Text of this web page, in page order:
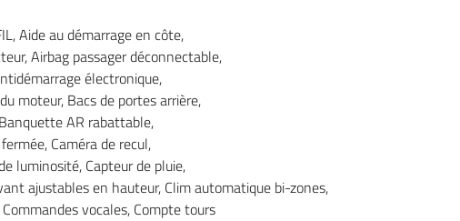
Aide au démarrage en côte,
Airbag passager déconnectable,
électronique,
moteur, Bacs de portes arrière,
AR rabattable,
Caméra de recul,
luminosité, Capteur de pluie,
ajustables en hauteur, Clim automatique bi-zones,
vocales, Compte tours